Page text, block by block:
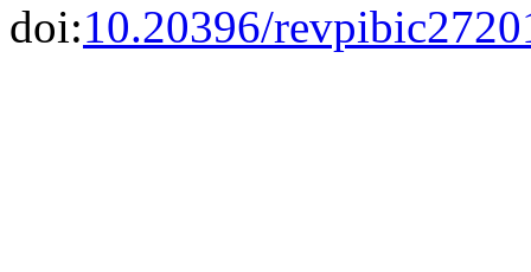
doi:10.20396/